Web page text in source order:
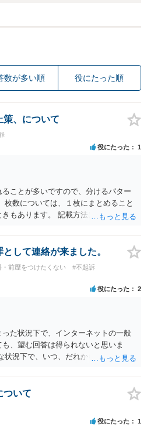
数が多い順 役にたった順
策、について
役にたった 1
ことが多いですので、分けるパター
枚数については、１枚にまとめること
もあります。 記載方法については、
れも良いかと考えます。
して連絡が来ました。
・前歴をつけたくない
#不起訴
役にたった 2
た状況下で、インターネットの一般
、望む回答は得られないと思いま
状況下で、いつ、だれからどのような
ことについて、お近くで詳細な法律
を探された方がよいと思われます。
の場合、ＩＣレコーダーを持参して取
だと考えます。
ついて
役にたった 1